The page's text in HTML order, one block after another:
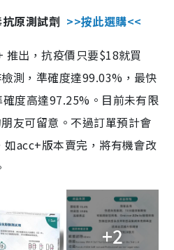
原測試劑 >>按此選購<<
推出，抗疫價只要$18就買
測，準確度達99.03%，最快
度高達97.25%。目前未有限
友可留意。不過訂單預計會
acc+版本賣完，將有機會改
+2